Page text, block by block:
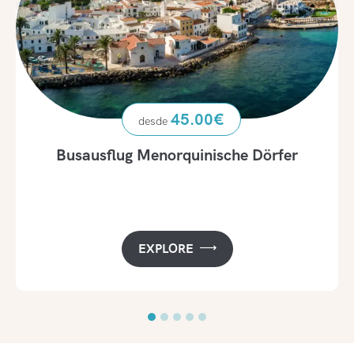
Busausflug Menorquinische Dörfer
45.00€
EXPLORE